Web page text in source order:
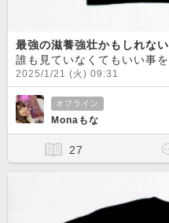
最強の滋養強壮かもしれない
2025/1/21 (火) 09:31
オフライン
Monaもな
27